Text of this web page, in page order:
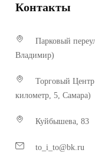
Контакты
Парковый
Владимир)
Торговый
километр, 5, Самара)
Куйбышева, 83
to_i_to@bk.ru